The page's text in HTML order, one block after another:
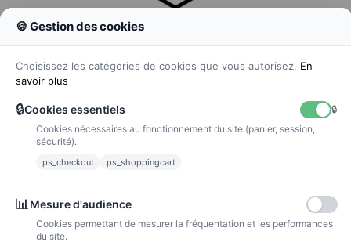
La poste
🍪 Gestion des cookies
Choisissez les catégories de cookies que vous autorisez. En
savoir plus
🔒Cookies essentiels
🔒
Cookies nécessaires au fonctionnement du site (panier, session,
sécurité).
ps_checkout ps_shoppingcart
📊 Mesure d'audience
Cookies permettant de mesurer la fréquentation et les performances
du site.